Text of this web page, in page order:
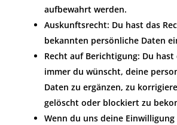
aufbewahrt werden.
Auskunftsrecht: Du hast das
bekannten persönliche Daten
Recht auf Berichtigung: Du hast
immer du wünscht, deine
Daten zu ergänzen, zu
gelöscht oder blockiert zu
Wenn du uns deine Einwilligung